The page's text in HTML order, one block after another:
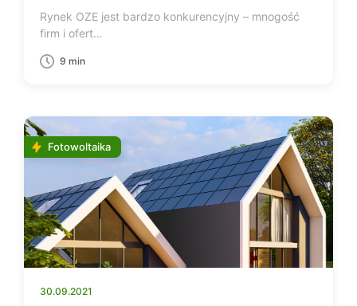
Rynek OZE jest bardzo konkurencyjny – mnogość
firm i ofert…
9 min
Fotowoltaika
30.09.2021